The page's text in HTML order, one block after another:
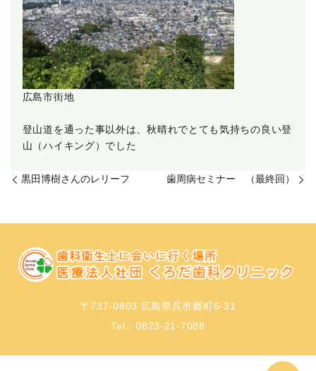
広島市街地
登山道を通った事以外は、秋晴れでとても気持ちの良い登
山（ハイキング）でした
黒田博樹さんのレリーフ 歯周病セミナー （最終回）
〒737-0803 広島県呉市郷町6-31
Tel：0823-21-7088